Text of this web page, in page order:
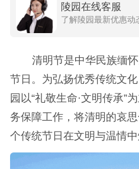
陵园在线客服
了解陵园最新优惠动
清明节是中华民族缅
节日。为弘扬优秀传统文
园以“礼敬生命·文明传承”
务保障工作，将清明的哀
个传统节日在文明与温情中